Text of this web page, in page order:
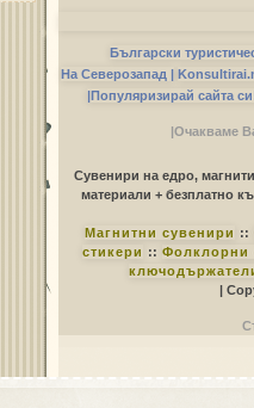
Български
На Северозапад |
|Популяризирай сайта
|Очакваме
Сувенири на едро,
материали + безплатно
Магнитни сувенири ::
стикери :: Фолклорни
|